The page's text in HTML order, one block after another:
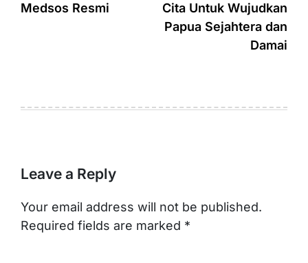
Medsos Resmi
Cita Untuk Wujudkan
Papua Sejahtera dan
Damai
Leave a Reply
Your email address will not be published.
Required fields are marked *